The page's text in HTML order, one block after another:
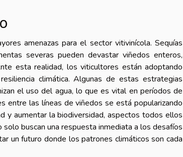
amenazas para el sector vitivinícola. Sequías
severas pueden devastar viñedos enteros,
esta realidad, los viticultores están adoptando
climática. Algunas de estas estrategias
el uso del agua, lo que es vital en períodos de
entre las líneas de viñedos se está popularizando
y aumentar la biodiversidad, aspectos todos ellos
buscan una respuesta inmediata a los desafíos
un futuro donde los patrones climáticos son cada